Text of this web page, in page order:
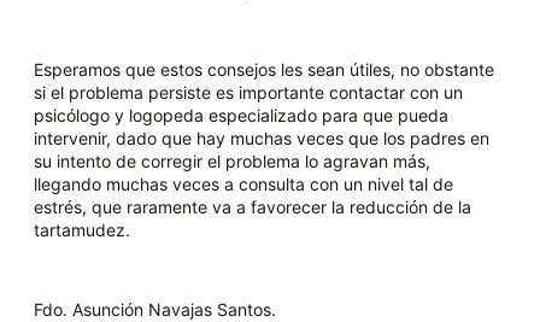
Esperamos que estos consejos les sean útiles, no obstante
si el problema persiste es importante contactar con un
psicólogo y logopeda especializado para que pueda
intervenir, dado que hay muchas veces que los padres en
su intento de corregir el problema lo agravan más,
llegando muchas veces a consulta con un nivel tal de
estrés, que raramente va a favorecer la reducción de la
tartamudez.
Fdo. Asunción Navajas Santos.